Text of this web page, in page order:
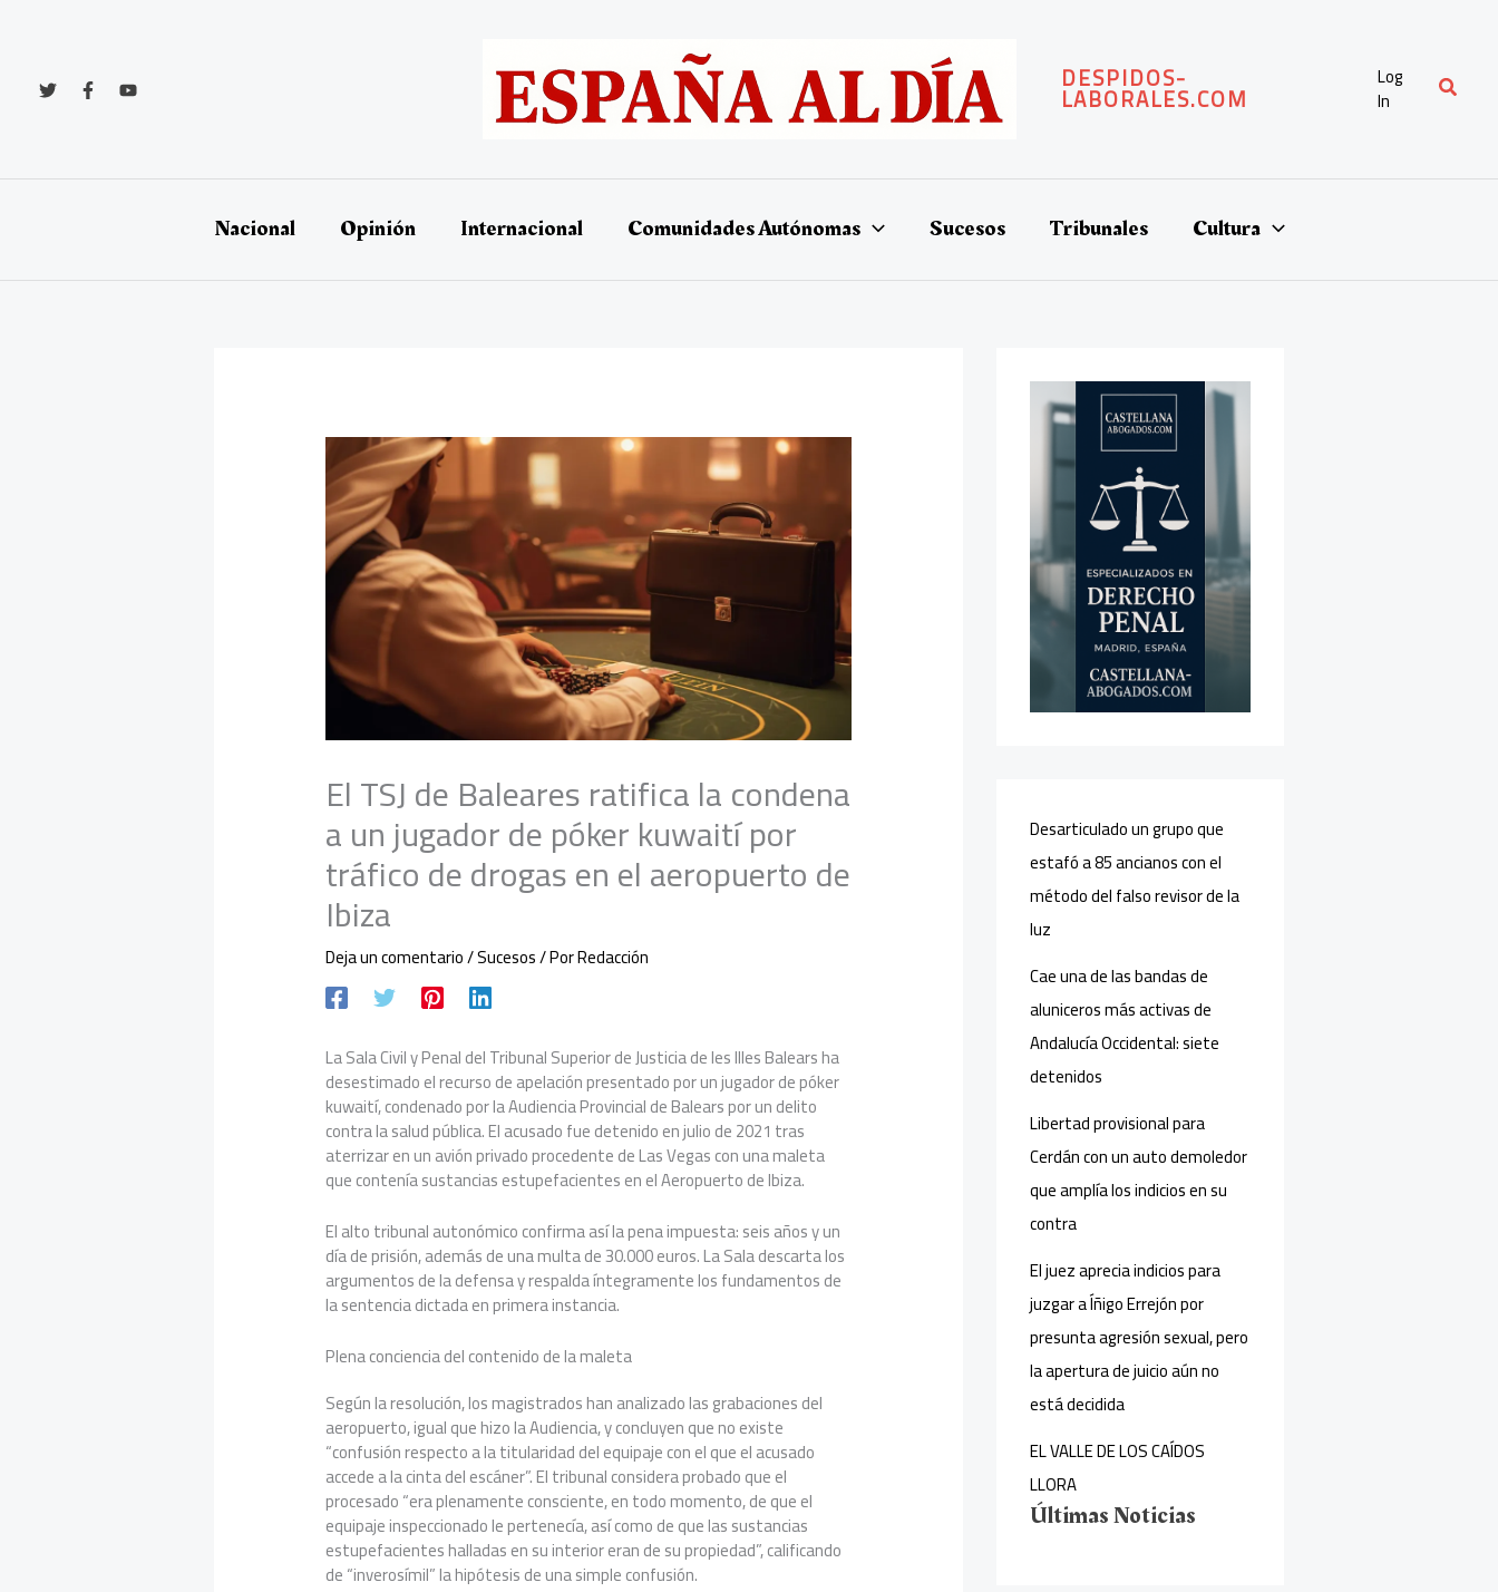
DESPIDOS-
LABORALES.COM
Log
In Buscar
Nacional Opinión Internacional Comunidades Autónomas Sucesos Tribunales Cultura
El TSJ de Baleares ratifica la condena
a un jugador de póker kuwaití por
tráfico de drogas en el aeropuerto de
Ibiza
Deja un comentario/Sucesos/ PorRedacción
La Sala Civil y Penal del Tribunal Superior de Justicia de les Illes Balears ha
desestimado el recurso de apelación presentado por un jugador de póker
kuwaití, condenado por la Audiencia Provincial de Balears por un delito
contra la salud pública. El acusado fue detenido en julio de 2021 tras
aterrizar en un avión privado procedente de Las Vegas con una maleta
que contenía sustancias estupefacientes en el Aeropuerto de Ibiza.
El alto tribunal autonómico confirma así la pena impuesta: seis años y un
día de prisión, además de una multa de 30.000 euros. La Sala descarta los
argumentos de la defensa y respalda íntegramente los fundamentos de
la sentencia dictada en primera instancia.
Plena conciencia del contenido de la maleta
Según la resolución, los magistrados han analizado las grabaciones del
aeropuerto, igual que hizo la Audiencia, y concluyen que no existe
“confusión respecto a la titularidad del equipaje con el que el acusado
accede a la cinta del escáner”. El tribunal considera probado que el
procesado “era plenamente consciente, en todo momento, de que el
equipaje inspeccionado le pertenecía, así como de que las sustancias
estupefacientes halladas en su interior eran de su propiedad”, calificando
de “inverosímil” la hipótesis de una simple confusión.
Desarticulado un grupo que
estafó a 85 ancianos con el
método del falso revisor de la
luz
Cae una de las bandas de
aluniceros más activas de
Andalucía Occidental: siete
detenidos
Libertad provisional para
Cerdán con un auto demoledor
que amplía los indicios en su
contra
El juez aprecia indicios para
juzgar a Íñigo Errejón por
presunta agresión sexual, pero
la apertura de juicio aún no
está decidida
EL VALLE DE LOS CAÍDOS
LLORA
Últimas Noticias